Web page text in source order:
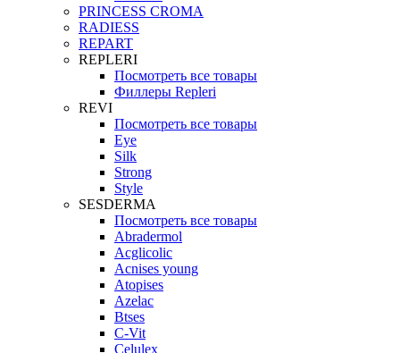
PRINCESS CROMA
RADIESS
REPART
REPLERI
Посмотреть все товары
Филлеры Repleri
REVI
Посмотреть все товары
Eye
Silk
Strong
Style
SESDERMA
Посмотреть все товары
Abradermol
Acglicolic
Acnises young
Atopises
Azelac
Btses
C-Vit
Celulex